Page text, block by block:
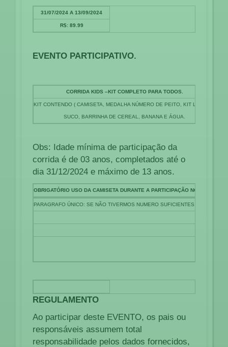
31/07/2024 A 13/09/2024
R$: 89.99
EVENTO PARTICIPATIVO.
CORRIDA KIDS –KIT COMPLETO PARA TODOS.
KIT CONTENDO ( CAMISETA, MEDALHA NÚMERO DE PEITO, KIT LANCHE,
SUCO, BARRINHA DE CEREAL, BANANA E ÁGUA.
Obs: Idade mínima de participação da
corrida é de 03 anos, completados até o
dia 31/12/2024 e máximo de 13 anos.
OBRIGATÓRIO USO DA CAMISETA DURANTE A PARTICIPAÇÃO NO EVENTO.
PARAGRAFO ÚNICO: SE NÃO TIVERMOS NUMERO SUFICIENTES DE
REGULAMENTO
Ao participar deste EVENTO, os pais ou
responsáveis assumem total
responsabilidade pelos dados fornecidos,